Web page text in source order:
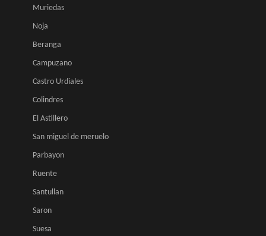
Muriedas
Noja
Beranga
Campuzano
Castro Urdiales
Colindres
El Astillero
San miguel de meruelo
Parbayon
Ruente
Santullan
Saron
Suesa